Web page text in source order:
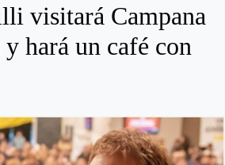
visitará Campana
y hará un café con